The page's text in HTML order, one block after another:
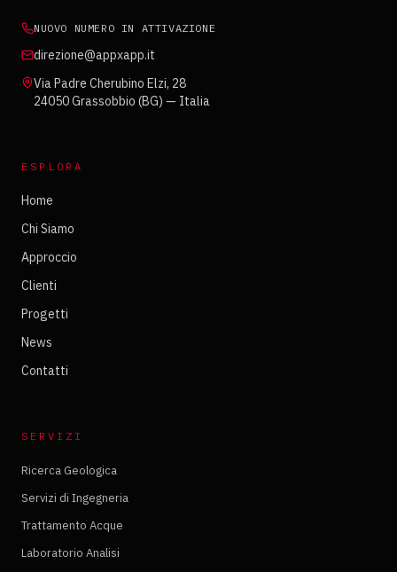
NUOVO NUMERO IN ATTIVAZIONE
direzione@appxapp.it
Via Padre Cherubino Elzi, 28
24050 Grassobbio (BG) — Italia
ESPLORA
Home
Chi Siamo
Approccio
Clienti
Progetti
News
Contatti
SERVIZI
Ricerca Geologica
Servizi di Ingegneria
Trattamento Acque
Laboratorio Analisi